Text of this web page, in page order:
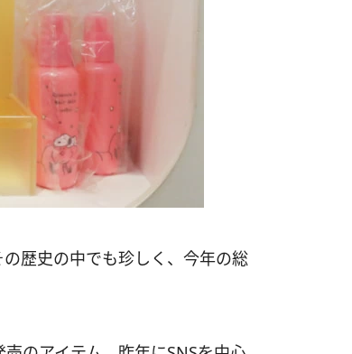
歴史の中でも珍しく、今年の総